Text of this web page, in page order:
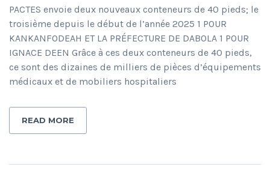
PACTES envoie deux nouveaux conteneurs de 40 pieds; le
troisième depuis le début de l’année 2025 1 POUR
KANKANFODEAH ET LA PRÉFECTURE DE DABOLA 1 POUR
IGNACE DEEN Grâce à ces deux conteneurs de 40 pieds,
ce sont des dizaines de milliers de pièces d’équipements
médicaux et de mobiliers hospitaliers
READ MORE